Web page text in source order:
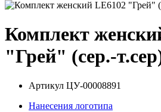
Комплект
"Грей" (сер.-
Артикул ЦУ-00008891
Нанесения логотипа